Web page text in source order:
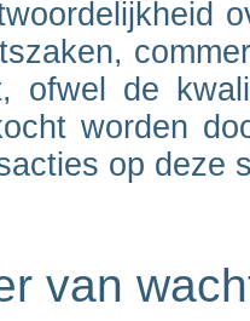
ofwel de
worden
op deze
van